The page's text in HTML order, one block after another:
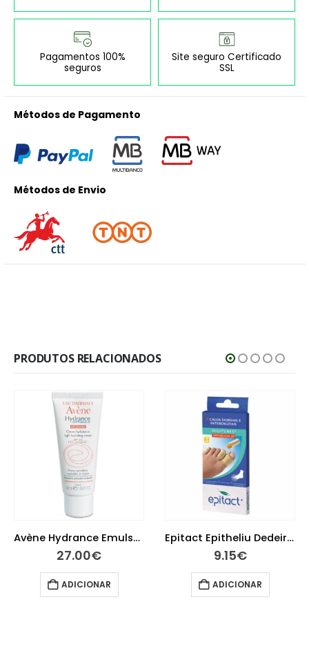
Pagamentos 100%
seguros
Site seguro Certificado
SSL
Métodos de Pagamento
Métodos de Envio
PRODUTOS RELACIONADOS
Avène Hydrance Emulsão UV Suave 40 ml
27.00€
ADICIONAR
Epitact Epitheliu Dedeira Tm
9.15€
ADICIONAR